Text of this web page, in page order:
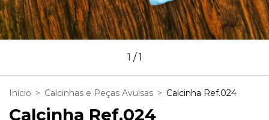
1 /1
Início > Calcinhas e Peças Avulsas > Calcinha Ref.024
Calcinha Ref.024